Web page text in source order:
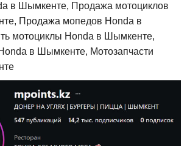
в Шымкенте, Продажа мотоциклов
Продажа мопедов Honda в
мотоциклы Honda в Шымкенте,
в Шымкенте, Мотозапчасти